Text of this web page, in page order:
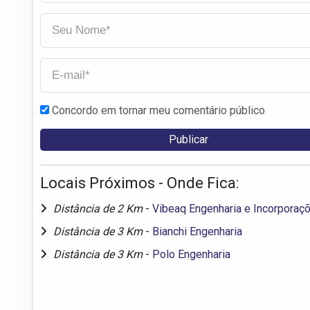
Concordo em tornar meu comentário público
Locais Próximos - Onde Fica:
Distância de 2 Km - Vibeaq Engenharia e
Distância de 3 Km - Bianchi Engenharia
Distância de 3 Km - Polo Engenharia